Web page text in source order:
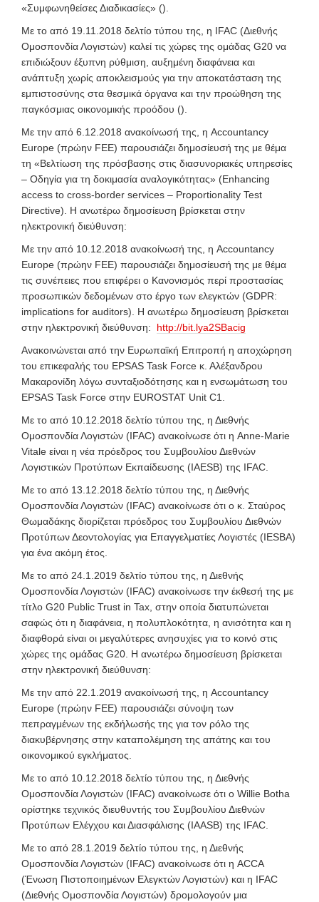
«Συμφωνηθείσες Διαδικασίες» ().
Με το από 19.11.2018 δελτίο τύπου της, η IFAC (Διεθνής
Ομοσπονδία Λογιστών) καλεί τις χώρες της ομάδας G20 να
επιδιώξουν έξυπνη ρύθμιση, αυξημένη διαφάνεια και
ανάπτυξη χωρίς αποκλεισμούς για την αποκατάσταση της
εμπιστοσύνης στα θεσμικά όργανα και την προώθηση της
παγκόσμιας οικονομικής προόδου ().
Με την από 6.12.2018 ανακοίνωσή της, η Accountancy
Europe (πρώην FEE) παρουσιάζει δημοσίευσή της με θέμα
τη «Βελτίωση της πρόσβασης στις διασυνοριακές υπηρεσίες
– Οδηγία για τη δοκιμασία αναλογικότητας» (Enhancing
access to cross-border services – Proportionality Test
Directive). Η ανωτέρω δημοσίευση βρίσκεται στην
ηλεκτρονική διεύθυνση:
Με την από 10.12.2018 ανακοίνωσή της, η Accountancy
Europe (πρώην FEE) παρουσιάζει δημοσίευσή της με θέμα
τις συνέπειες που επιφέρει ο Κανονισμός περί προστασίας
προσωπικών δεδομένων στο έργο των ελεγκτών (GDPR:
implications for auditors). Η ανωτέρω δημοσίευση βρίσκεται
στην ηλεκτρονική διεύθυνση: http://bit.lya2SBacig
Ανακοινώνεται από την Ευρωπαϊκή Επιτροπή η αποχώρηση
του επικεφαλής του EPSAS Task Force κ. Αλέξανδρου
Μακαρονίδη λόγω συνταξιοδότησης και η ενσωμάτωση του
EPSAS Task Force στην EUROSTAT Unit C1.
Με το από 10.12.2018 δελτίο τύπου της, η Διεθνής
Ομοσπονδία Λογιστών (IFAC) ανακοίνωσε ότι η Anne-Marie
Vitale είναι η νέα πρόεδρος του Συμβουλίου Διεθνών
Λογιστικών Προτύπων Εκπαίδευσης (IAESB) της IFAC.
Με το από 13.12.2018 δελτίο τύπου της, η Διεθνής
Ομοσπονδία Λογιστών (IFAC) ανακοίνωσε ότι ο κ. Σταύρος
Θωμαδάκης διορίζεται πρόεδρος του Συμβουλίου Διεθνών
Προτύπων Δεοντολογίας για Επαγγελματίες Λογιστές (IESBA)
για ένα ακόμη έτος.
Με το από 24.1.2019 δελτίο τύπου της, η Διεθνής
Ομοσπονδία Λογιστών (IFAC) ανακοίνωσε την έκθεσή της με
τίτλο G20 Public Trust in Tax, στην οποία διατυπώνεται
σαφώς ότι η διαφάνεια, η πολυπλοκότητα, η ανισότητα και η
διαφθορά είναι οι μεγαλύτερες ανησυχίες για το κοινό στις
χώρες της ομάδας G20. Η ανωτέρω δημοσίευση βρίσκεται
στην ηλεκτρονική διεύθυνση:
Με την από 22.1.2019 ανακοίνωσή της, η Accountancy
Europe (πρώην FEE) παρουσιάζει σύνοψη των
πεπραγμένων της εκδήλωσής της για τον ρόλο της
διακυβέρνησης στην καταπολέμηση της απάτης και του
οικονομικού εγκλήματος.
Με το από 10.12.2018 δελτίο τύπου της, η Διεθνής
Ομοσπονδία Λογιστών (IFAC) ανακοίνωσε ότι ο Willie Botha
ορίστηκε τεχνικός διευθυντής του Συμβουλίου Διεθνών
Προτύπων Ελέγχου και Διασφάλισης (IAASB) της IFAC.
Με το από 28.1.2019 δελτίο τύπου της, η Διεθνής
Ομοσπονδία Λογιστών (IFAC) ανακοίνωσε ότι η ACCA
(Ένωση Πιστοποιημένων Ελεγκτών Λογιστών) και η IFAC
(Διεθνής Ομοσπονδία Λογιστών) δρομολογούν μια